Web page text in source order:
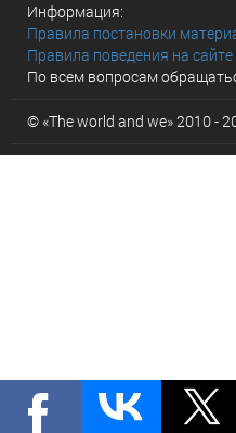
Информация:
Правила постановки
Правила поведения на сайте
По всем вопросам
© «The world and we» 2010 -